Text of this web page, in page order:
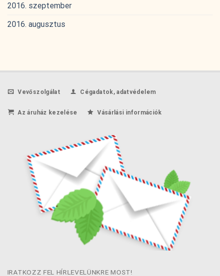
2016. szeptember
2016. augusztus
Vevőszolgálat Cégadatok, adatvédelem
Az áruház kezelése Vásárlási információk
IRATKOZZ FEL HÍRLEVELÜNKRE MOST!